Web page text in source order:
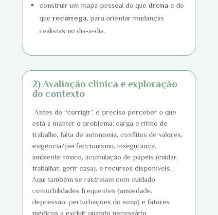
construir um mapa pessoal do que drena e do
que recarrega, para orientar mudanças
realistas no dia-a-dia.
2) Avaliação clínica e exploração
do contexto
Antes de “corrigir”, é preciso perceber o que
está a manter o problema: carga e ritmo de
trabalho, falta de autonomia, conflitos de valores,
exigência/perfeccionismo, insegurança,
ambiente tóxico, acumulação de papéis (cuidar,
trabalhar, gerir casa), e recursos disponíveis.
Aqui também se rastreiam com cuidado
comorbilidades frequentes (ansiedade,
depressão, perturbações do sono) e fatores